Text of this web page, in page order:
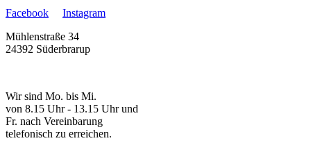
Facebook
Instagram
Mühlenstraße 34
24392 Süderbrarup
Wir sind Mo. bis Mi.
von 8.15 Uhr - 13.15 Uhr und
Fr. nach Vereinbarung
telefonisch zu erreichen.